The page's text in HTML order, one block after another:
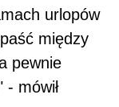
urlopów
między
pewnie
mówił